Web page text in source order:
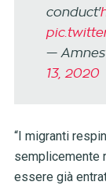
conduct'
—
13, 2020
“I migranti
semplicemente
essere già